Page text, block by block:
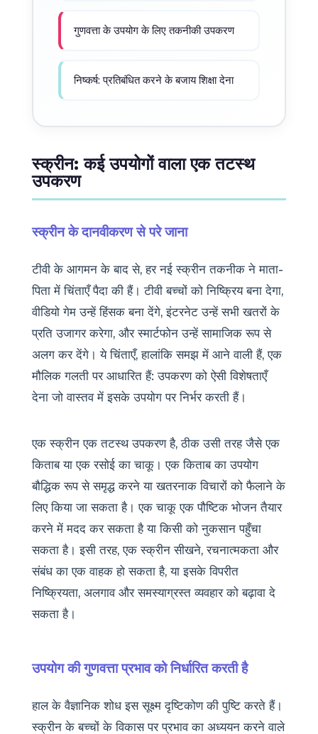
गुणवत्ता के उपयोग के लिए तकनीकी उपकरण
निष्कर्ष: प्रतिबंधित करने के बजाय शिक्षा देना
स्क्रीन: कई उपयोगों वाला एक तटस्थ
उपकरण
स्क्रीन के दानवीकरण से परे जाना
टीवी के आगमन के बाद से, हर नई स्क्रीन तकनीक ने माता-
पिता में चिंताएँ पैदा की हैं। टीवी बच्चों को निष्क्रिय बना देगा,
वीडियो गेम उन्हें हिंसक बना देंगे, इंटरनेट उन्हें सभी खतरों के
प्रति उजागर करेगा, और स्मार्टफोन उन्हें सामाजिक रूप से
अलग कर देंगे। ये चिंताएँ, हालांकि समझ में आने वाली हैं, एक
मौलिक गलती पर आधारित हैं: उपकरण को ऐसी विशेषताएँ
देना जो वास्तव में इसके उपयोग पर निर्भर करती हैं।
एक स्क्रीन एक तटस्थ उपकरण है, ठीक उसी तरह जैसे एक
किताब या एक रसोई का चाकू। एक किताब का उपयोग
बौद्धिक रूप से समृद्ध करने या खतरनाक विचारों को फैलाने के
लिए किया जा सकता है। एक चाकू एक पौष्टिक भोजन तैयार
करने में मदद कर सकता है या किसी को नुकसान पहुँचा
सकता है। इसी तरह, एक स्क्रीन सीखने, रचनात्मकता और
संबंध का एक वाहक हो सकता है, या इसके विपरीत
निष्क्रियता, अलगाव और समस्याग्रस्त व्यवहार को बढ़ावा दे
सकता है।
उपयोग की गुणवत्ता प्रभाव को निर्धारित करती है
हाल के वैज्ञानिक शोध इस सूक्ष्म दृष्टिकोण की पुष्टि करते हैं।
स्क्रीन के बच्चों के विकास पर प्रभाव का अध्ययन करने वाले